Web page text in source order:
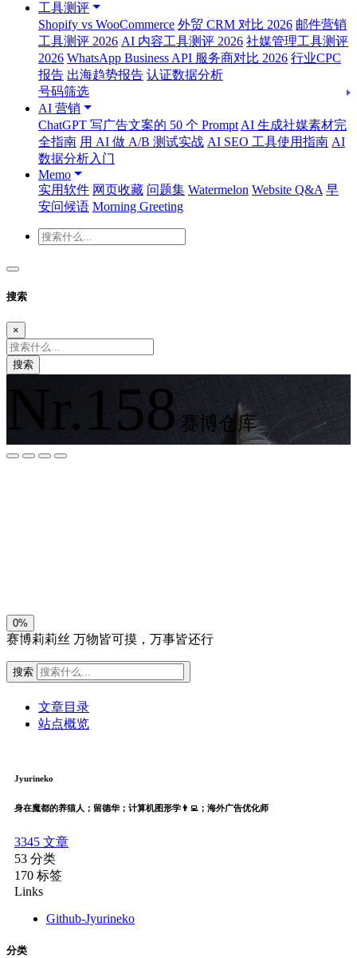
工具测评
Shopify vs WooCommerce 外贸 CRM 对比 2026 邮件营销
工具测评 2026 AI 内容工具测评 2026 社媒管理工具测评
2026 WhatsApp Business API 服务商对比 2026 行业CPC
报告 出海趋势报告 认证数据分析
号码筛选
AI 营销
ChatGPT 写广告文案的 50 个 Prompt AI 生成社媒素材完
全指南 用 AI 做 A/B 测试实战 AI SEO 工具使用指南 AI
数据分析入门
Memo
实用软件 网页收藏 问题集 Watermelon Website Q&A 早
安问候语 Morning Greeting
搜索
×
搜索
Nr.158 赛博仓库
0%
赛博莉莉丝 万物皆可摸，万事皆还行
搜索
文章目录
站点概览
Jyurineko
身在魔都的养猫人；留德华；计算机图形学👨‍💻；海外广告优化师
3345 文章
53 分类
170 标签
Links
Github-Jyurineko
分类